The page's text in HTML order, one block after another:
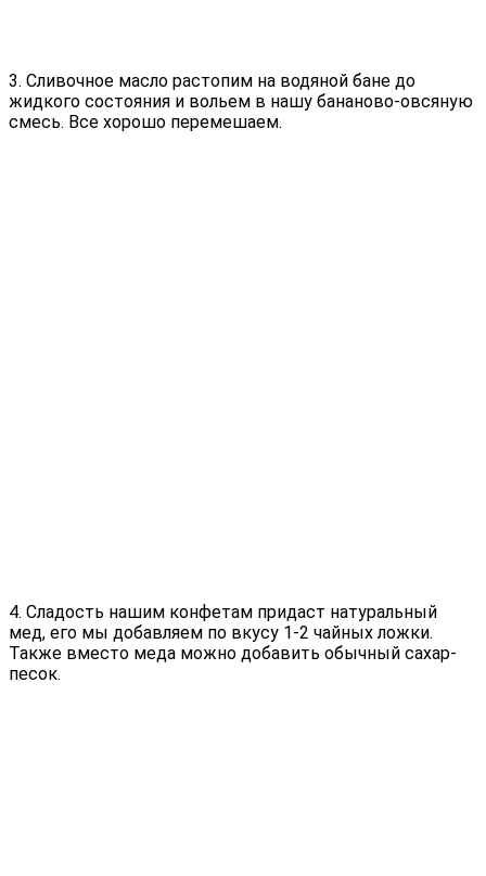
3. Сливочное масло растопим на водяной бане до
жидкого состояния и вольем в нашу бананово-овсяную
смесь. Все хорошо перемешаем.
4. Сладость нашим конфетам придаст натуральный
мед, его мы добавляем по вкусу 1-2 чайных ложки.
Также вместо меда можно добавить обычный сахар-
песок.